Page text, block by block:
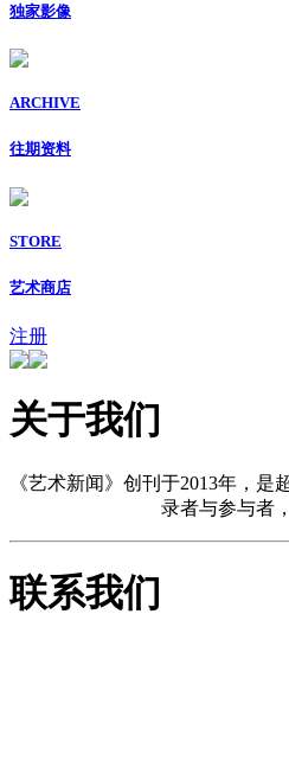
独家影像
ARCHIVE
往期资料
STORE
艺术商店
注册
关于我们
《艺术新闻》创刊于2013年，
录者与参与者
联系我们